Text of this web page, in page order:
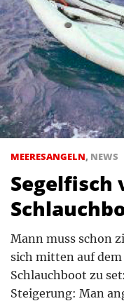
MEERESANGELN, NEWS
Segelfisch
Mann muss schon
sich mitten auf
Schlauchboot zu
Steigerung: Man